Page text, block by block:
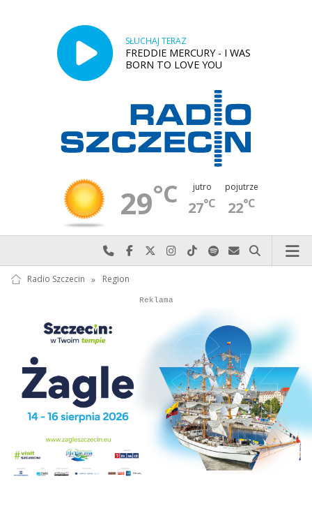
SŁUCHAJ TERAZ
FREDDIE MERCURY - I WAS
BORN TO LOVE YOU
29°C jutro
27°C
pojutrze
22°C
Najlepiej po prostu do nas zadzwoń
Odwiedź nas na Facebook-u
Odwiedź nas na X
Odwiedź nas na Instagram-ie
Odwiedź nas na TikTok-u
Szukaj nas na Spotify
Wyślij do nas
Szukaj
Radio Szczecin » Region
Autopromocja
Reklama